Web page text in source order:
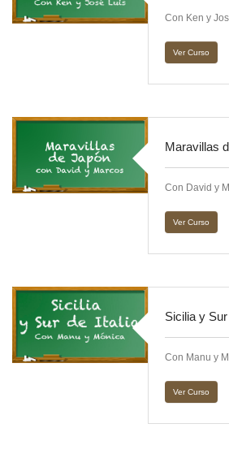
Con Ken y
Ver Curso
Maravillas
Con David y
Ver Curso
Sicilia y
Con Manu y
Ver Curso